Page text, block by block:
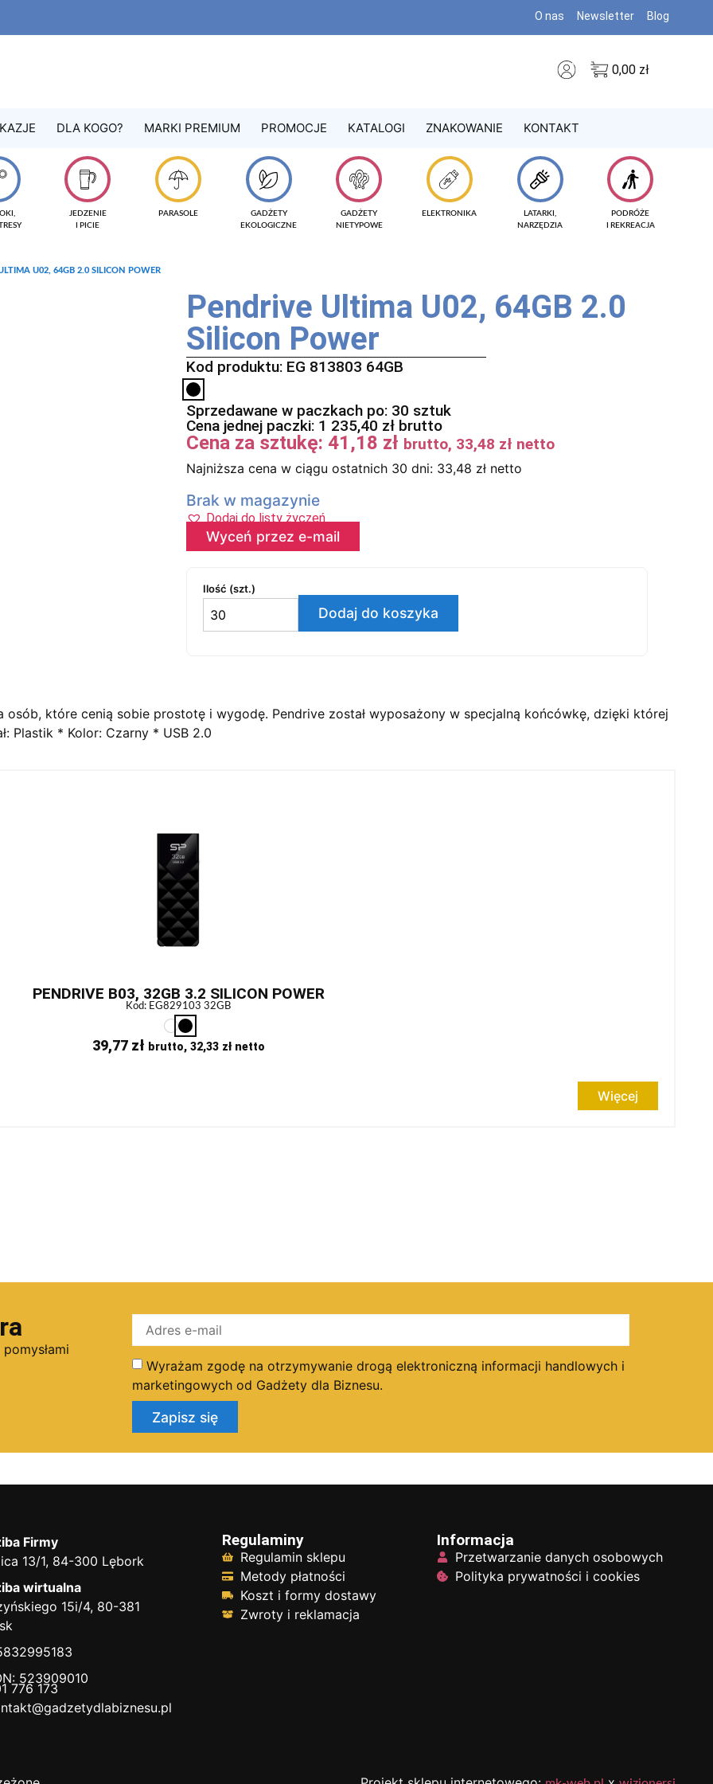
O nas Newsletter Blog
0,00 zł
DLA KOGO? MARKI PREMIUM PROMOCJE KATALOGI ZNAKOWANIE KONTAKT
JEDZENIE
I PICIE
PARASOLE
GADŻETY
EKOLOGICZNE
GADŻETY
NIETYPOWE
ELEKTRONIKA
LATARKI,
NARZĘDZIA
PODRÓŻE
I REKREACJA
U02, 64GB 2.0 SILICON POWER
Pendrive Ultima U02, 64GB 2.0
Silicon Power
Kod produktu: EG 813803 64GB
Sprzedawane w paczkach po: 30 sztuk
Cena jednej paczki: 1 235,40 zł brutto
Cena za sztukę: 41,18 zł brutto, 33,48 zł netto
Najniższa cena w ciągu ostatnich 30 dni: 33,48 zł netto
Brak w magazynie
Dodaj do listy życzeń
Wyceń przez e-mail
Ilość (szt.)
Dodaj do koszyka
które cenią sobie prostotę i wygodę. Pendrive został wyposażony w specjalną końcówkę, dzięki której
Plastik * Kolor: Czarny * USB 2.0
PENDRIVE B03, 32GB 3.2 SILICON POWER
Kod: EG829103 32GB
39,77 zł brutto, 32,33 złnetto
Więcej
Wyrażam zgodę na otrzymywanie drogą elektroniczną informacji handlowych i
marketingowych od Gadżety dla Biznesu.
Zapisz się
Firmy
13/1, 84-300 Lębork
wirtualna
15i/4, 80-381
523909010
776 173
Regulaminy
Regulamin sklepu
Metody płatności
Koszt i formy dostawy
Zwroty i reklamacja
Informacja
Przetwarzanie danych osobowych
Polityka prywatności i cookies